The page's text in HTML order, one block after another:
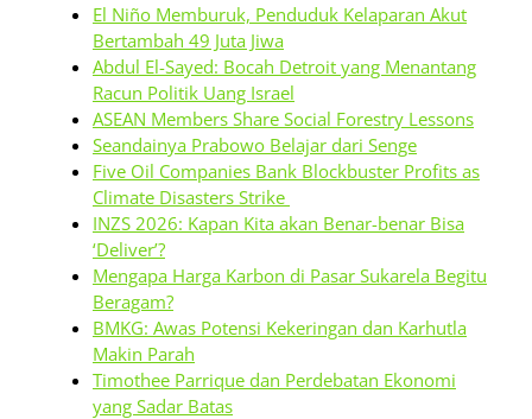
El Niño Memburuk, Penduduk Kelaparan Akut
Bertambah 49 Juta Jiwa
Abdul El-Sayed: Bocah Detroit yang Menantang
Racun Politik Uang Israel
ASEAN Members Share Social Forestry Lessons
Seandainya Prabowo Belajar dari Senge
Five Oil Companies Bank Blockbuster Profits as
Climate Disasters Strike
INZS 2026: Kapan Kita akan Benar-benar Bisa
‘Deliver’?
Mengapa Harga Karbon di Pasar Sukarela Begitu
Beragam?
BMKG: Awas Potensi Kekeringan dan Karhutla
Makin Parah
Timothee Parrique dan Perdebatan Ekonomi
yang Sadar Batas